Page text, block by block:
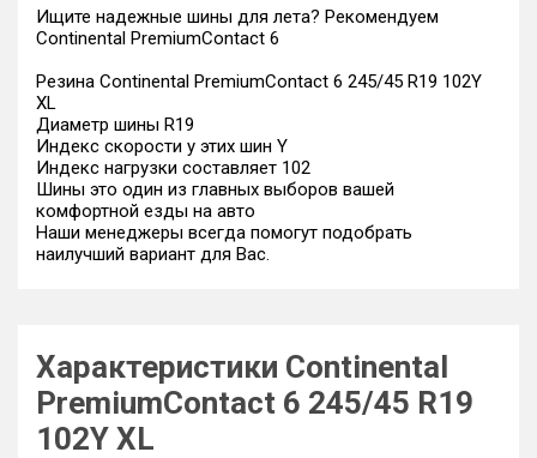
Ищите надежные шины для лета? Рекомендуем
Continental PremiumContact 6
Резина Continental PremiumContact 6 245/45 R19 102Y
XL
Диаметр шины R19
Индекс скорости у этих шин Y
Индекс нагрузки составляет 102
Шины это один из главных выборов вашей
комфортной езды на авто
Наши менеджеры всегда помогут подобрать
наилучший вариант для Вас.
Характеристики Continental
PremiumContact 6 245/45 R19
102Y XL